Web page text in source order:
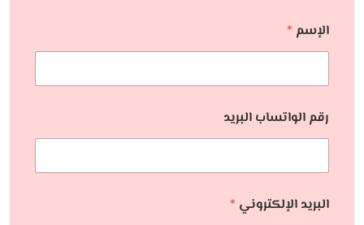
الإسم *
رقم الواتساب البريد
البريد الإلكتروني *